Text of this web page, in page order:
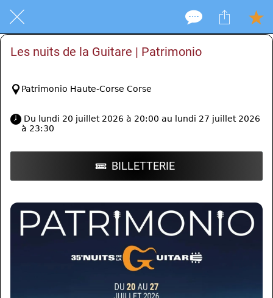
Les nuits de la Guitare | Patrimonio
Patrimonio Haute-Corse Corse
à 23:30
BILLETTERIE